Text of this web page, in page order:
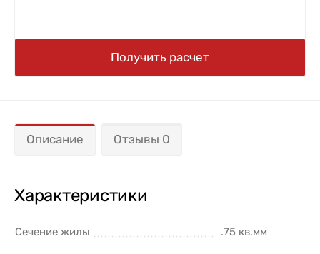
Получить расчет
Описание Отзывы 0
Характеристики
Сечение жилы .75 кв.мм